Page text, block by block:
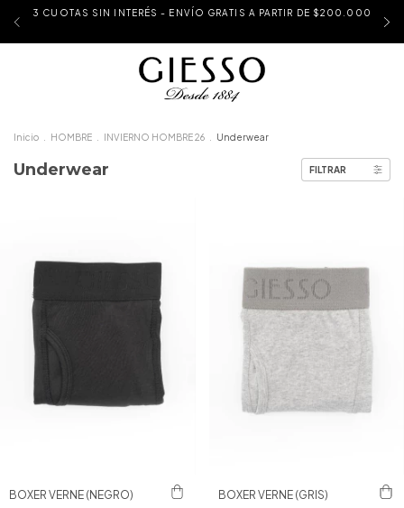
3 CUOTAS SIN INTERÉS - ENVÍO GRATIS A PARTIR DE $200.000
Inicio HOMBRE INVIERNO HOMBRE 26 Underwear
Underwear FILTRAR
BOXER VERNE (NEGRO) BOXER VERNE (GRIS)